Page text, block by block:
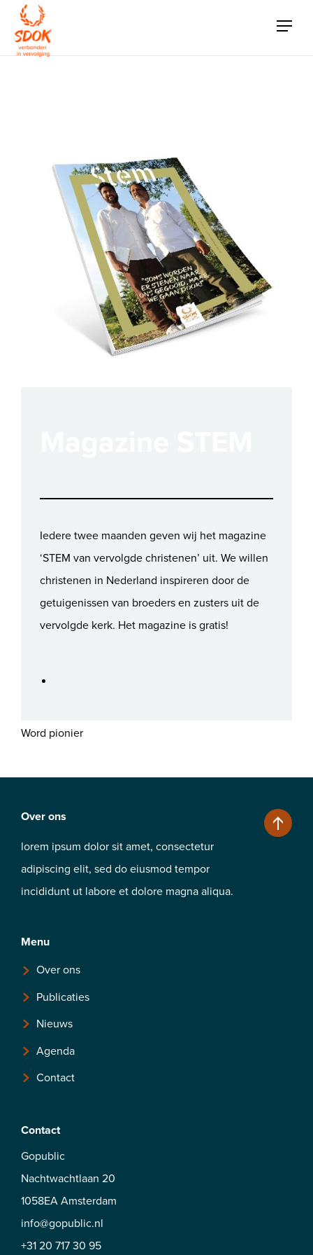
Iedere twee maanden geven wij het magazine
‘STEM van vervolgde christenen’ uit. We willen
christenen in Nederland inspireren door de
getuigenissen van broeders en zusters uit de
vervolgde kerk. Het magazine is gratis!
Word pionier
Over ons
lorem ipsum dolor sit amet, consectetur
adipiscing elit, sed do eiusmod tempor
incididunt ut labore et dolore magna aliqua.
Menu
Over ons
Publicaties
Nieuws
Agenda
Contact
Contact
Gopublic
Nachtwachtlaan 20
1058EA Amsterdam
info@gopublic.nl
+31 20 717 30 95